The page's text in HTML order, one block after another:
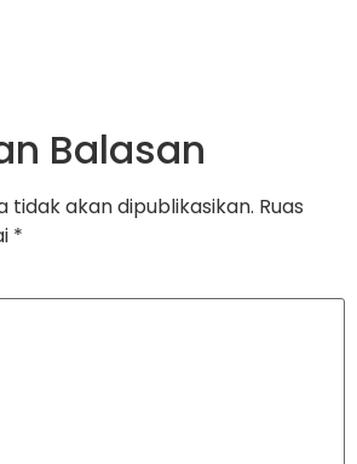
Balasan
tidak akan dipublikasikan. Ruas
*